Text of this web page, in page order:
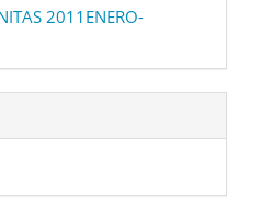
2011ENERO-